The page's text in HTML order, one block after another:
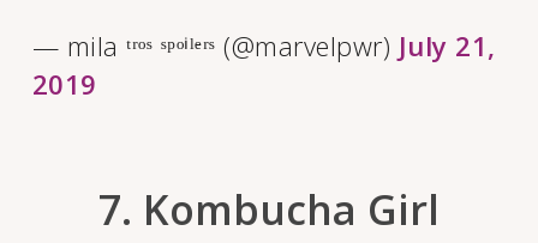
— mila ᵗʳᵒˢ ˢᵖᵒⁱˡᵉʳˢ (@marvelpwr) July 21,
2019
7. Kombucha Girl